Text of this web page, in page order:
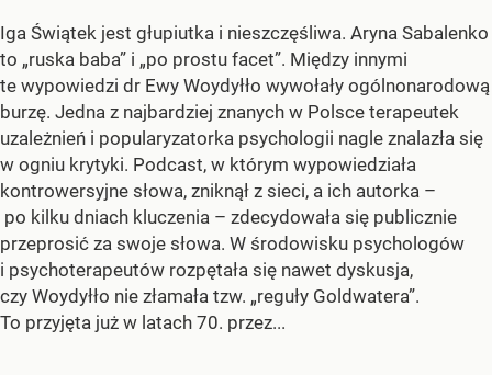
Iga Świątek jest głupiutka i nieszczęśliwa. Aryna Sabalenko
to „ruska baba” i „po prostu facet”. Między innymi
te wypowiedzi dr Ewy Woydyłło wywołały ogólnonarodową
burzę. Jedna z najbardziej znanych w Polsce terapeutek
uzależnień i popularyzatorka psychologii nagle znalazła się
w ogniu krytyki. Podcast, w którym wypowiedziała
kontrowersyjne słowa, zniknął z sieci, a ich autorka –
po kilku dniach kluczenia – zdecydowała się publicznie
przeprosić za swoje słowa. W środowisku psychologów
i psychoterapeutów rozpętała się nawet dyskusja,
czy Woydyłło nie złamała tzw. „reguły Goldwatera”.
To przyjęta już w latach 70. przez...